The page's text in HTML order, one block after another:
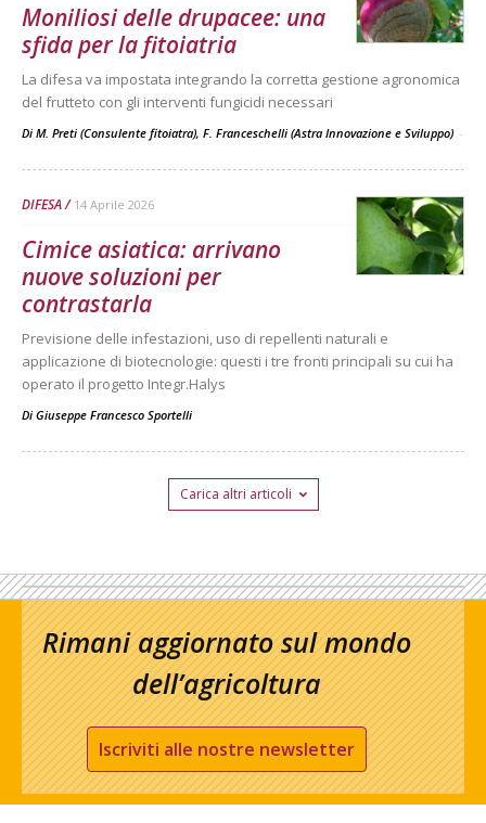
Moniliosi delle drupacee: una
sfida per la fitoiatria
La difesa va impostata integrando la corretta gestione agronomica
del frutteto con gli interventi fungicidi necessari
Di M. Preti (Consulente fitoiatra), F. Franceschelli (Astra Innovazione e Sviluppo) -
DIFESA 14 Aprile 2026
Cimice asiatica: arrivano
nuove soluzioni per
contrastarla
Previsione delle infestazioni, uso di repellenti naturali e
applicazione di biotecnologie: questi i tre fronti principali su cui ha
operato il progetto Integr.Halys
Di Giuseppe Francesco Sportelli
Carica altri articoli
Rimani aggiornato sul mondo
dell’agricoltura
Iscriviti alle nostre newsletter